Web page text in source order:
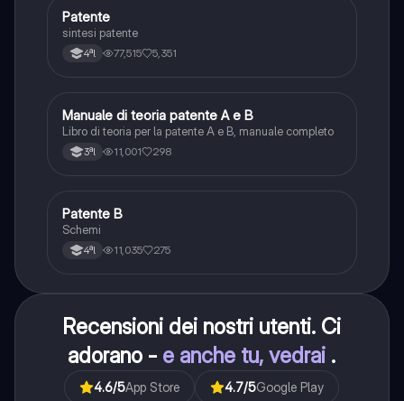
Altro
Patente
sintesi patente
4ªl 77,515 5,351
Italiano
Manuale di teoria patente A e B
Libro di teoria per la patente A e B, manuale completo
3ªl 11,001 298
Altro
Patente B
Schemi
4ªl 11,035 275
Recensioni dei nostri utenti. Ci
adorano - e anche tu, vedrai .
4.6/5App Store 4.7/5Google Play